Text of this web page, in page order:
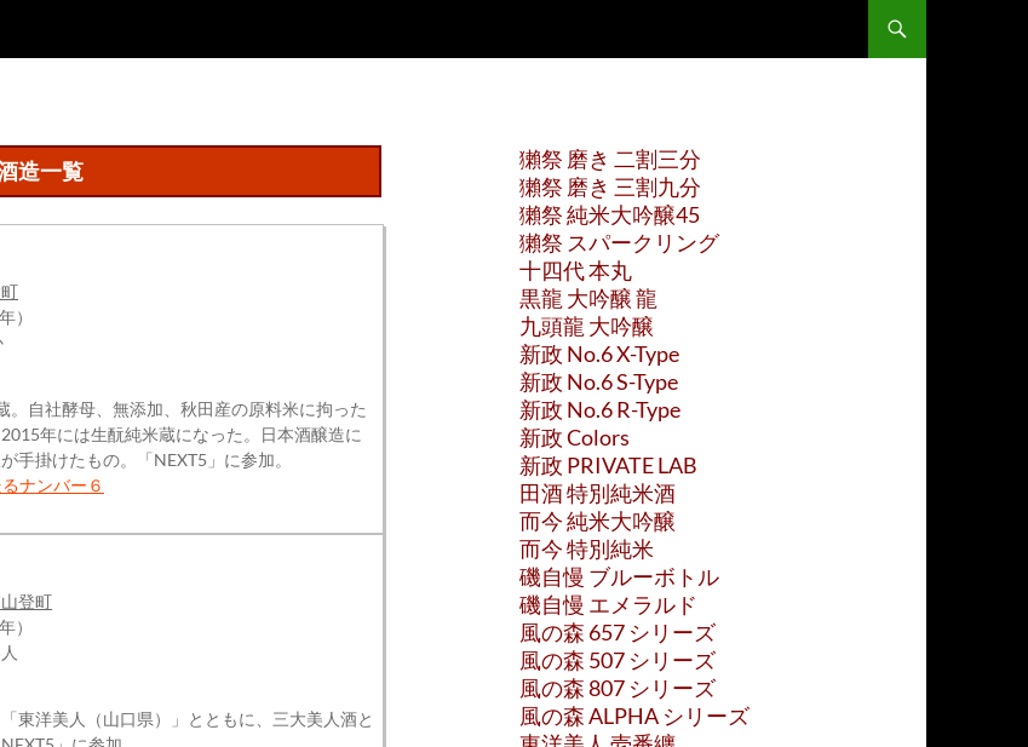
造一覧
）
。自社酵母、無添加、秋田産の原料米に拘った
年には生酛純米蔵になった。日本酒醸造に
手掛けたもの。「NEXT5」に参加。
ナンバー６
登町
）
東洋美人（山口県）」とともに、三大美人酒と
獺祭 磨き 二割三分
獺祭 磨き 三割九分
獺祭 純米大吟醸45
獺祭 スパークリング
十四代 本丸
黒龍 大吟醸 龍
九頭龍 大吟醸
新政 No.6 X-Type
新政 No.6 S-Type
新政 No.6 R-Type
新政 Colors
新政 PRIVATE LAB
田酒 特別純米酒
而今 純米大吟醸
而今 特別純米
磯自慢 ブルーボトル
磯自慢 エメラルド
風の森 657 シリーズ
風の森 507 シリーズ
風の森 807 シリーズ
風の森 ALPHA シリーズ